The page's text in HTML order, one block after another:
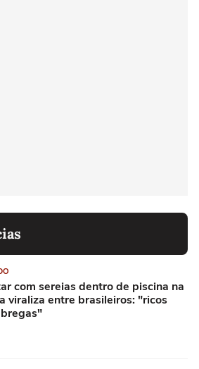
com sereias dentro de piscina na
viraliza entre brasileiros: "ricos